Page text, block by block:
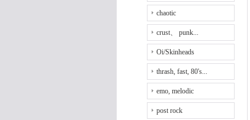
chaotic
crust、 punk...
Oi/Skinheads
thrash, fast, 80's...
emo, melodic
post rock